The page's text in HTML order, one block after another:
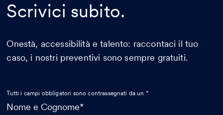
Scrivici subito.
Onestà, accessibilità e talento: raccontaci il tuo
caso, i nostri preventivi sono sempre gratuiti.
Tutti i campi obbligatori sono contrassegnati da un *
Nome e Cognome*